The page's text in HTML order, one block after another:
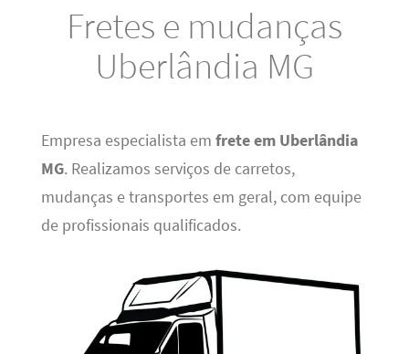
Fretes e mudanças
Uberlândia MG
Empresa especialista em frete em Uberlândia
MG. Realizamos serviços de carretos,
mudanças e transportes em geral, com equipe
de profissionais qualificados.